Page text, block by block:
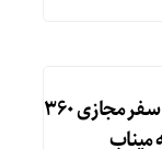
رونمایی از اولین سایت سفر مجازی ۳۶۰
میناب